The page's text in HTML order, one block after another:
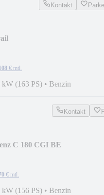
Kontakt
€ mtl.
kW (163 PS) • Benzin
Kontakt
C 180 CGI BE
€ mtl.
kW (156 PS) • Benzin